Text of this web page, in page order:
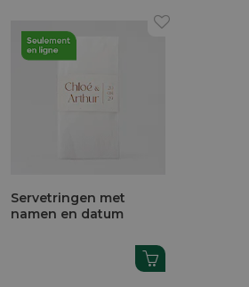
Servetringen met
namen en datum